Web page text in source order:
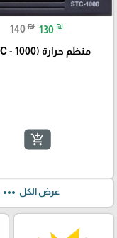
140 ₪ 130 ₪
منظم حرارة (STC - 1000)
add_shopping_cart
عرض الكل more_horiz